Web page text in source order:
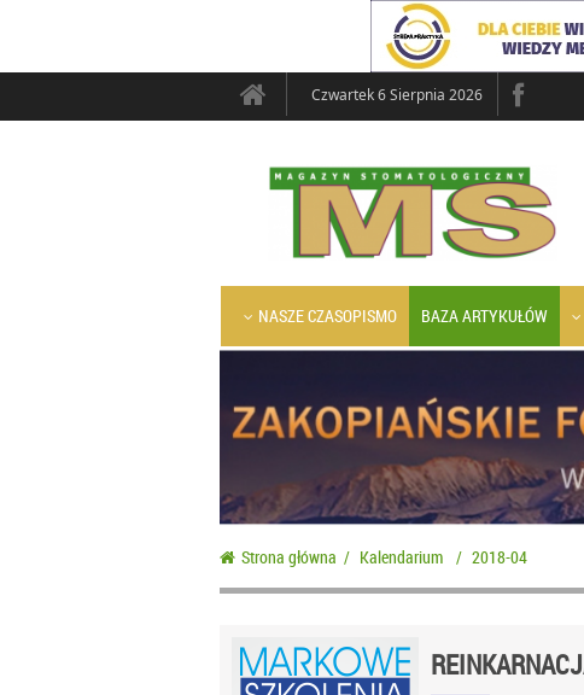
Czwartek 6 Sierpnia 2026
NASZE CZASOPISMO BAZA ARTYKUŁÓW
Strona główna / Kalendarium / 2018-04